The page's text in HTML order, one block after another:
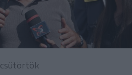
csütörtök